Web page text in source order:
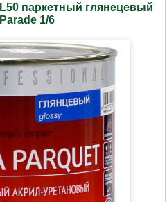
паркетный глянецевый
1/6